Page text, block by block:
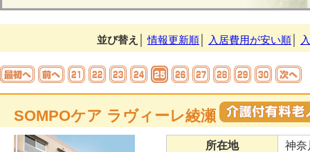
並び替え │情報更新順 入居費用が安い順
SOMPOケア ラヴィーレ綾瀬
所在地
神奈